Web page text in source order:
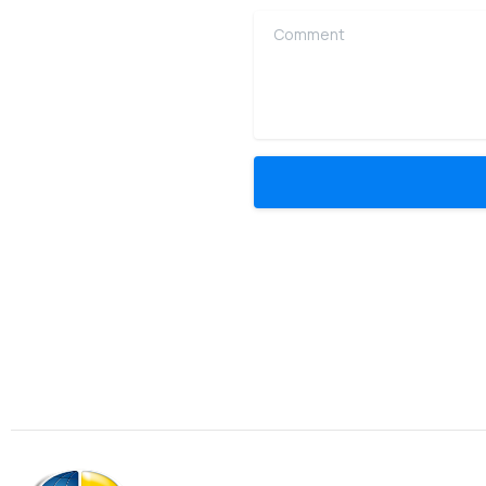
Comment